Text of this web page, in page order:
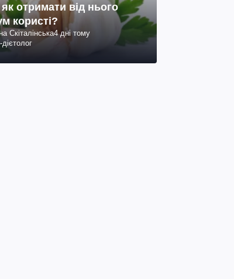
отримати від нього
користі?
Скіталінська4 дні тому
дієтолог